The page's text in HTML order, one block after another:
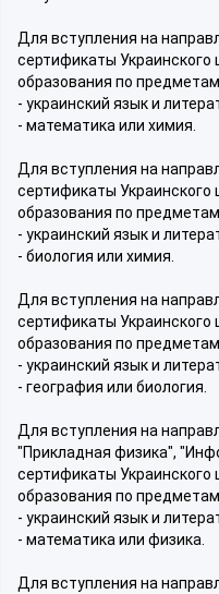
Для вступления на
сертификаты Украинского
образования по
- украинский язык и
- математика или химия.
Для вступления на
сертификаты Украинского
образования по
- украинский язык и
- биология или химия.
Для вступления на
сертификаты Украинского
образования по
- украинский язык и
- география или биология.
Для вступления на
"Прикладная физика",
сертификаты Украинского
образования по
- украинский язык и
- математика или физика.
Для вступления на